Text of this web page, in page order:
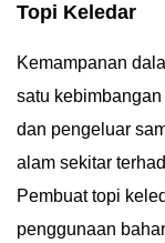
Topi Keledar
Kemampanan
satu
dan pengeluar
alam sekitar
Pembuat topi
penggunaan